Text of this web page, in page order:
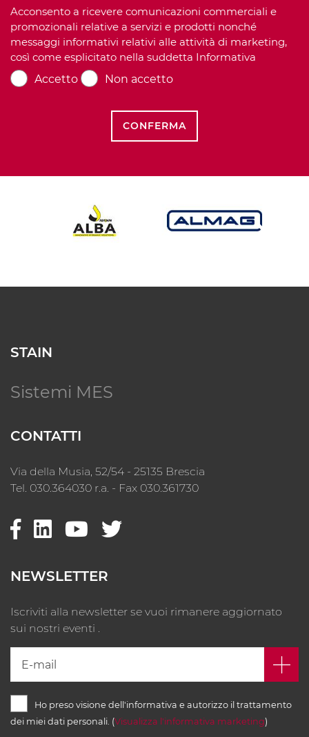
Acconsento a ricevere comunicazioni commerciali e
promozionali relative a servizi e prodotti nonché
messaggi informativi relativi alle attività di marketing,
così come esplicitato nella suddetta Informativa
Accetto
Non accetto
CONFERMA
STAIN
Sistemi MES
CONTATTI
Via della Musia, 52/54 - 25135 Brescia
Tel. 030.364030 r.a. - Fax 030.361730
NEWSLETTER
Iscriviti alla newsletter se vuoi rimanere aggiornato
sui nostri eventi .
Ho preso visione dell'informativa e autorizzo il trattamento
dei miei dati personali. (Visualizza l'informativa marketing)